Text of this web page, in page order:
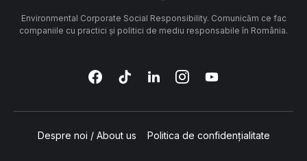
Environmental Corporate Social Responsibility. Comunicăm ce fac
companiile cu practici și politici de mediu responsabile în România.
Despre noi / About us Politica de confidențialitate